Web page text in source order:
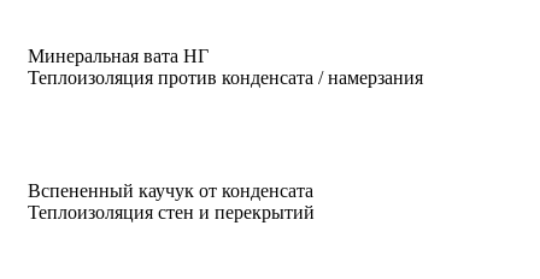
Минеральная вата НГ
Теплоизоляция против конденсата / намерзания
Вспененный каучук от конденсата
Теплоизоляция стен и перекрытий